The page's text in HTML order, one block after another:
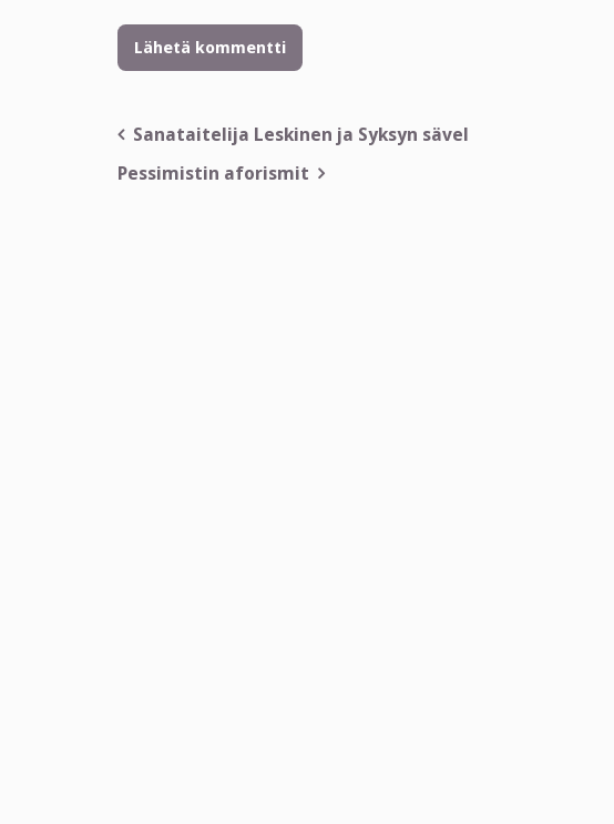
Artikkelien
selaus
Sanataitelija Leskinen ja Syksyn sävel
Pessimistin aforismit